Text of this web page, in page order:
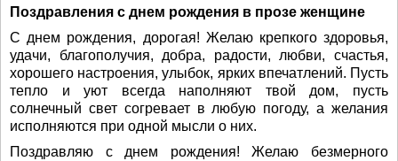
Поздравления с днем рождения в прозе женщине
С днем рождения, дорогая! Желаю крепкого здоровья,
удачи, благополучия, добра, радости, любви, счастья,
хорошего настроения, улыбок, ярких впечатлений. Пусть
тепло и уют всегда наполняют твой дом, пусть
солнечный свет согревает в любую погоду, а желания
исполняются при одной мысли о них.
Поздравляю с днем рождения! Желаю безмерного